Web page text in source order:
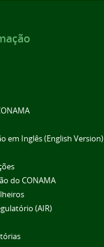
em Inglês (English Version)
do CONAMA
(AIR)